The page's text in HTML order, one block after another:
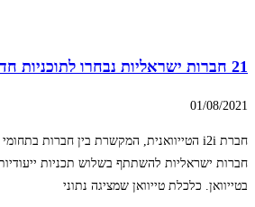
21 חברות ישראליות נבחרו לתוכניות חדשנות בטייוואן
01/08/2021
חברות ישראליות להשתתף בשלוש תכניות
בטייוואן. כלכלת טייוואן שמציגה נתוני